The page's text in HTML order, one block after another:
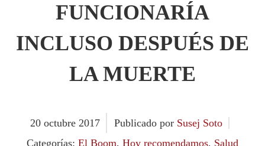
FUNCIONARÍA
INCLUSO DESPUÉS DE
LA MUERTE
20 octubre 2017 Publicado por Susej Soto
Categorías: El Boom, Hoy recomendamos, Salud